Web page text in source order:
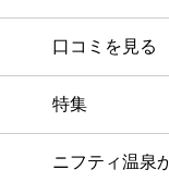
口コミを見る
特集
ニフティ温泉